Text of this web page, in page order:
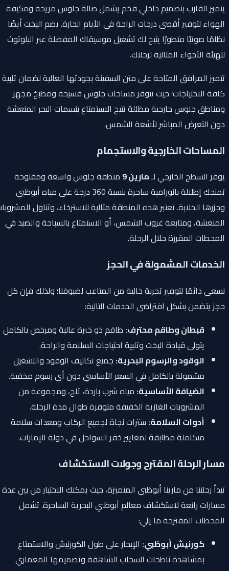
يتميز القارب بتصميم داخلي فخم يشمل صالة جلوس مريحة ومكيفة
الهواء لتوفير أقصى درجات الراحة في الأيام الحارة. يضم اليخت أيضًا
نظامًا صوتيًا متطورًا يتيح لك تشغيل موسيقاك المفضلة عبر البلوتوث
لتهيئة الأجواء المثالية لرحلتك.
تتميز المرافق المتاحة على متن السفينة بجودتها العالية لضمان تلبية
كافة الاحتياجات؛ حيث تتوفر مساحات جلوس فسيحة ومطبخ مجهز
ومناطق جلوس خارجية مظللة تتيح الاستمتاع بنسمات البحر المنعشة
دون التعرض المباشر لأشعة الشمس.
المساحات الخارجية والاستجمام
يوفر السطح الخارجي لـمارين 9 منطقة جلوس واسعة ومفتوحة
تمنحك إطلالة بانورامية ساحرة بنسبة 360 درجة على مياه أبوظبي
وجزرها الخلابة. تعتبر هذه المنطقة مثالية للاسترخاء، وتناول المشروبات
المنعشة، ومتابعة غروب الشمس، أو الاستمتاع بالسباحة والصيد في
المحطات المقررة خلال الرحلة.
الخدمات المشمولة في الحجز
نسعى دائمًا لتوفير تجربة خالية من المتاعب لضيوفنا؛ ولذلك فإن كل
حجز يتضمن بشكل افتراضي الخدمات التالية:
قبطان وطاقم محترف:طاقم ذو خبرة عالية ومرخص بالكامل
يتولى قيادة اليخت وتلبية احتياجات السلامة والراحة.
الوقود والرسوم البحرية:جميع تكاليف الوقود والتشغيل
مشمولة بالكامل في السعر الأساسي دون أي رسوم مخفية.
الضيافة الأساسية:مياه شرب باردة، ثلج، ومجموعة من
المشروبات الغازية الخفيفة متوفرة طوال مدة الرحلة.
أدوات السلامة:سترات نجاة لجميع الركاب ومعدات سلامة
متكاملة مطابقة لمعايير خفر السواحل في دولة الإمارات.
مسار الرحلة المقترح وجولات الاستكشاف
تبدأ رحلتنا من مارينا أبوظبي المتميزة، حيث يمكنك الاختيار من بين عدة
مسارات رائعة لاستكشاف معالم أبوظبي البحرية الساحرة. تشمل
المحطات المقترحة ما يلي:
كورنيش أبوظبي:الإبحار على طول الكورنيش والاستمتاع
بمشاهدة ناطحات السحاب الشاهقة وتصميمها المعماري